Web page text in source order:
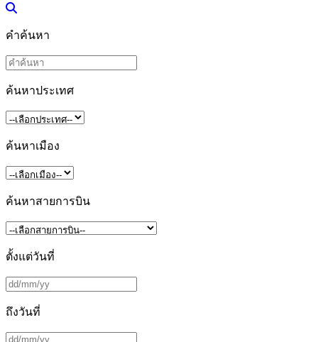
คำค้นหา
ค้นหาประเทศ
ค้นหาเมือง
ค้นหาสายการบิน
ตั้งแต่วันที่
ถึงวันที่